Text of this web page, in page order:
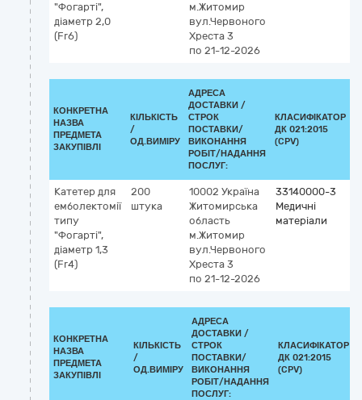
"Фогарті",
діаметр 2,0
(Fr6)
м.Житомир
вул.Червоного
Хреста 3
по 21-12-2026
КОНКРЕТНА
НАЗВА
ПРЕДМЕТА
ЗАКУПІВЛІ
КІЛЬКІСТЬ
/
ОД.ВИМІРУ
АДРЕСА
ДОСТАВКИ /
СТРОК
ПОСТАВКИ/
ВИКОНАННЯ
РОБІТ/НАДАННЯ
ПОСЛУГ:
КЛАСИФІКАТОР
ДК 021:2015
(CPV)
Катетер для
емболектомії
типу
"Фогарті",
діаметр 1,3
(Fr4)
200
штука
10002 Україна
Житомирська
область
м.Житомир
вул.Червоного
Хреста 3
по 21-12-2026
33140000-3
Медичні
матеріали
КОНКРЕТНА
НАЗВА
ПРЕДМЕТА
ЗАКУПІВЛІ
КІЛЬКІСТЬ
/
ОД.ВИМІРУ
АДРЕСА
ДОСТАВКИ /
СТРОК
ПОСТАВКИ/
ВИКОНАННЯ
РОБІТ/НАДАННЯ
ПОСЛУГ:
КЛАСИФІКАТОР
ДК 021:2015
(CPV)